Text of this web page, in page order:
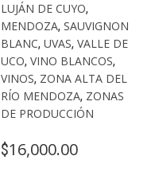
LUJÁN DE CUYO,
MENDOZA, SAUVIGNON
BLANC, UVAS, VALLE DE
UCO, VINO BLANCOS,
VINOS, ZONA ALTA DEL
RÍO MENDOZA, ZONAS
DE PRODUCCIÓN
$16,000.00